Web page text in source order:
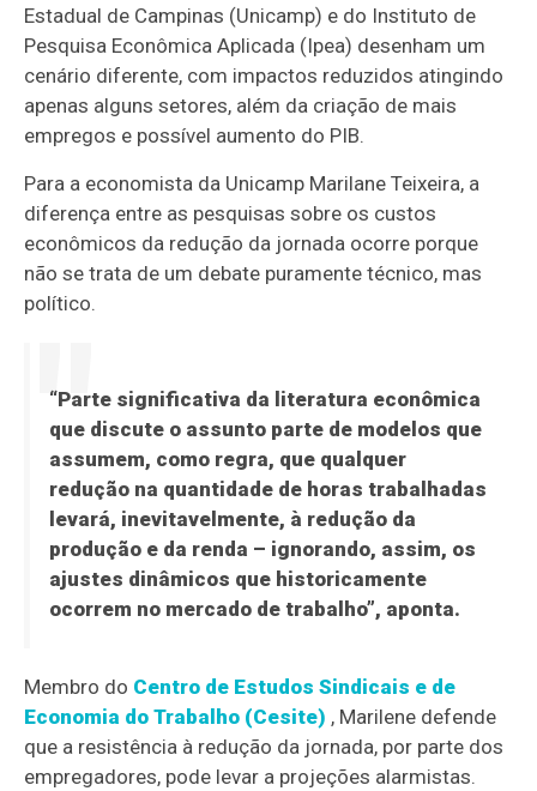
Estadual de Campinas (Unicamp) e do Instituto de
Pesquisa Econômica Aplicada (Ipea) desenham um
cenário diferente, com impactos reduzidos atingindo
apenas alguns setores, além da criação de mais
empregos e possível aumento do PIB.
Para a economista da Unicamp Marilane Teixeira, a
diferença entre as pesquisas sobre os custos
econômicos da redução da jornada ocorre porque
não se trata de um debate puramente técnico, mas
político.
“Parte significativa da literatura econômica
que discute o assunto parte de modelos que
assumem, como regra, que qualquer
redução na quantidade de horas trabalhadas
levará, inevitavelmente, à redução da
produção e da renda – ignorando, assim, os
ajustes dinâmicos que historicamente
ocorrem no mercado de trabalho”, aponta.
Membro do Centro de Estudos Sindicais e de
Economia do Trabalho (Cesite) , Marilene defende
que a resistência à redução da jornada, por parte dos
empregadores, pode levar a projeções alarmistas.